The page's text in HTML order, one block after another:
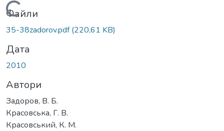
Вантажиться...
Файли
35-38zadorov.pdf(220,61 KB)
Дата
2010
Автори
Задоров, В. Б.
Красовська, Г. В.
Красовський, К. М.